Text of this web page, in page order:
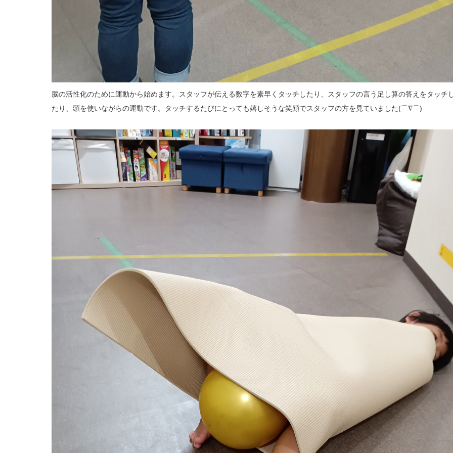
脳の活性化のために運動から始めます。スタッフが伝える数字を素早くタッチしたり、スタッフの言う足し算の答えをタッチ
たり、頭を使いながらの運動です。タッチするたびにとっても嬉しそうな笑顔でスタッフの方を見ていました(⌒∇⌒)